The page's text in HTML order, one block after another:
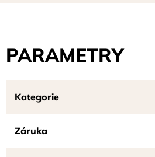
PARAMETRY
Kategorie
Záruka